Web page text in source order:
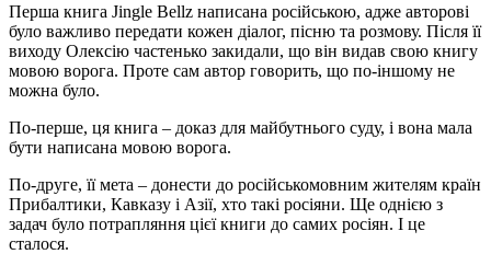
Перша книга Jingle Bellz написана російською, адже авторові
було важливо передати кожен діалог, пісню та розмову. Після її
виходу Олексію частенько закидали, що він видав свою книгу
мовою ворога. Проте сам автор говорить, що по-іншому не
можна було.
По-перше, ця книга – доказ для майбутнього суду, і вона мала
бути написана мовою ворога.
По-друге, її мета – донести до російськомовним жителям країн
Прибалтики, Кавказу і Азії, хто такі росіяни. Ще однією з
задач було потрапляння цієї книги до самих росіян. І це
сталося.